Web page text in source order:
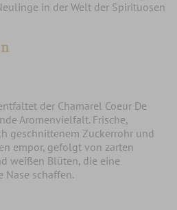
in der Welt der Spirituosen
der Chamarel Coeur De
Aromenvielfalt. Frische,
geschnittenem Zuckerrohr und
empor, gefolgt von zarten
weißen Blüten, die eine
schaffen.